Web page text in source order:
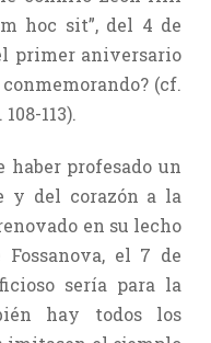
hoc sit”, del 4 de
primer aniversario
(cf.
113).
profesado un
y del corazón a la
en su lecho
el 7 de
sería para la
hay todos los